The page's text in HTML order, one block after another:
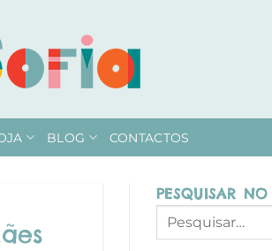
BLOG CONTACTOS
PESQUISAR